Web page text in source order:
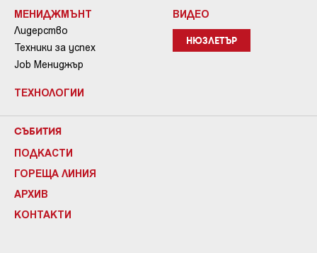
МЕНИДЖМЪНТ
Лидерство
Техники за успех
Job Мениджър
ТЕХНОЛОГИИ
ВИДЕО
НЮЗЛЕТЪР
СЪБИТИЯ
ПОДКАСТИ
ГОРЕЩА ЛИНИЯ
АРХИВ
КОНТАКТИ